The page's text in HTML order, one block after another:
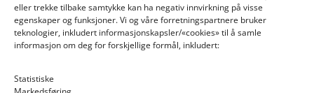
eller trekke tilbake samtykke kan ha negativ innvirkning på visse
egenskaper og funksjoner. Vi og våre forretningspartnere bruker
teknologier, inkludert informasjonskapsler/«cookies» til å samle
informasjon om deg for forskjellige formål, inkludert:
Statistiske